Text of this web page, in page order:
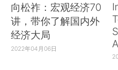
向松祚：宏观经济70
讲，带你了解国内外
经济大局
2022年04月06日